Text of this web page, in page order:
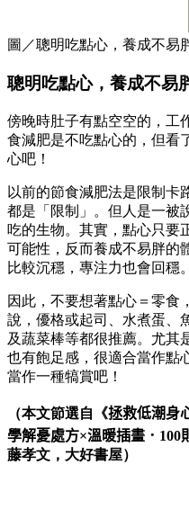
圖／聰明吃點心，養成不易
聰明吃點心，養成不易
傍晚時肚子有點空空的，工
食減肥是不吃點心的，但看
心吧！
以前的節食減肥法是限制
都是「限制」。但人是一被
吃的生物。其實，點心只要
可能性，反而養成不易胖的
比較沉穩，專注力也會回穩。
因此，不要想著點心＝零食
說，優格或起司、水煮蛋、
及蔬菜棒等都很推薦。尤其
也有飽足感，很適合當作點
當作一種犒賞吧！
（本文節選自《拯救低潮身
學解憂處方×溫暖插畫．100
藤孝文，大好書屋）